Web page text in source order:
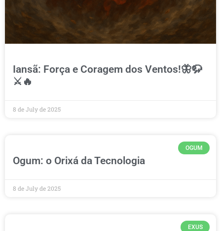
Iansã: Força e Coragem dos Ventos!🦋🦬
⚔️🔥
8 de July de 2025
OGUM
Ogum: o Orixá da Tecnologia
8 de July de 2025
EXUS